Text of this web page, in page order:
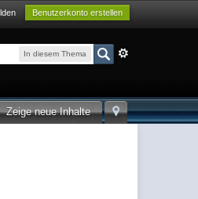
Benutzerkonto erstellen
In diesem Thema
Zeige neue Inhalte